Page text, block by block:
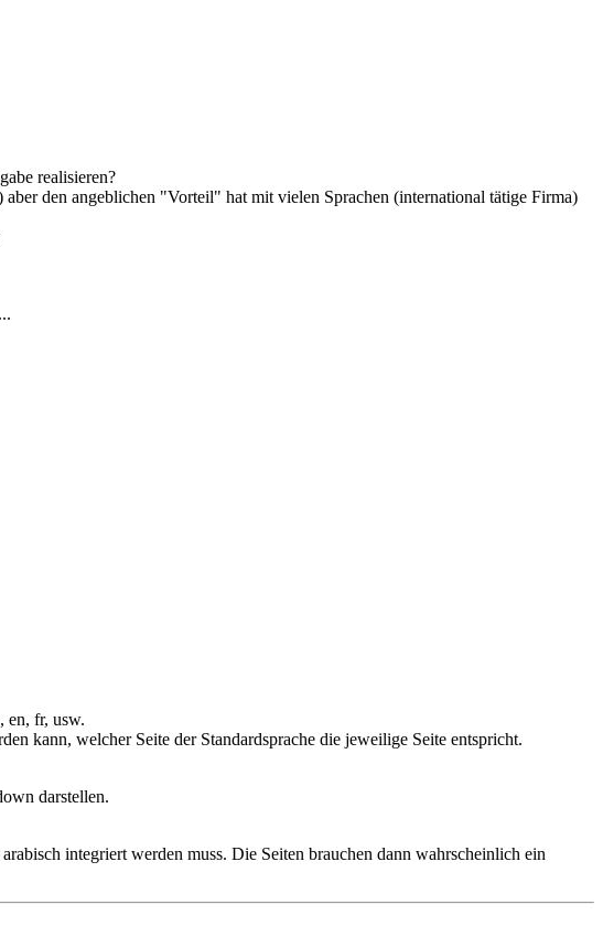
realisieren?
den angeblichen "Vorteil" hat mit vielen Sprachen (international tätige Firma)
en, fr, usw.
kann, welcher Seite der Standardsprache die jeweilige Seite entspricht.
darstellen.
integriert werden muss. Die Seiten brauchen dann wahrscheinlich ein